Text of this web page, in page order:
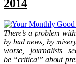
2014
There’s a problem
by bad news, by
worse, journalists
be “critical” about